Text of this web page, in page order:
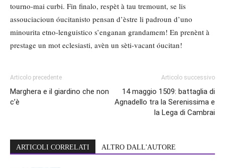
tourno-mai curbi. Fin finalo, respèt à tau tremount, se lis
assouciacioun óucitanisto pensan d’èstre li padroun d’uno
minourita etno-lenguistico s’enganan grandamem! En prenènt à
prestage un mot eclesiasti, avèn un sèti-vacant óucitan!
Articolo precedente
Marghera e il giardino che non
c’è
Articolo successivo
14 maggio 1509: battaglia di
Agnadello tra la Serenissima e
la Lega di Cambrai
ARTICOLI CORRELATI ALTRO DALL'AUTORE